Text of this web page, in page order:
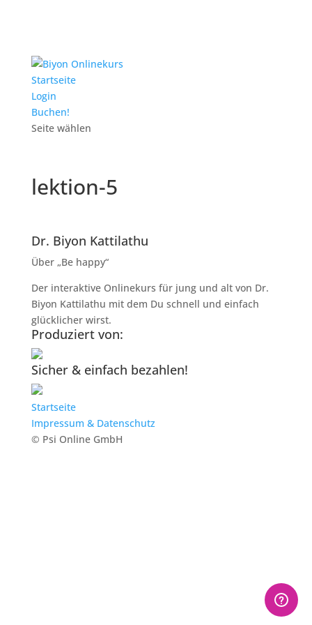
Startseite
Login
Buchen!
Seite wählen
lektion-5
Dr. Biyon Kattilathu
Über „Be happy“
Der interaktive Onlinekurs für jung und alt von Dr.
Biyon Kattilathu mit dem Du schnell und einfach
glücklicher wirst.
Produziert von:
Sicher & einfach bezahlen!
Startseite
Impressum & Datenschutz
© Psi Online GmbH